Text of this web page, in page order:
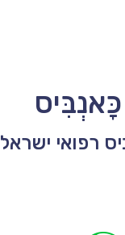
כָּאנְבִּיס
רפואי ישראל